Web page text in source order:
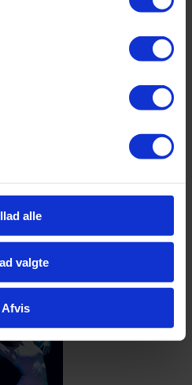
alle
valgte
Afvis